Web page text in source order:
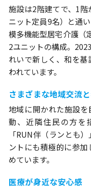
施設は2階建てで、1
ニット定員9名）と通
模多機能型居宅介護（
2ユニットの構成。
れいで新しく、和を
われています。
さまざまな地域交流
地域に開かれた施設
動、近隣住民の方を
「RUN伴（ランとも
ントにも積極的に参
めています。
医療が身近な安心感